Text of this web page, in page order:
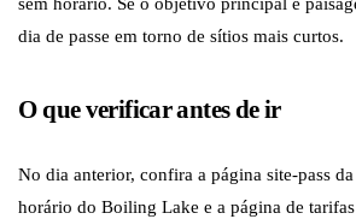
dia de passe em torno de sítios mais curtos.
O que verificar antes de ir
No dia anterior, confira a página site-pass
horário do Boiling Lake e a página de